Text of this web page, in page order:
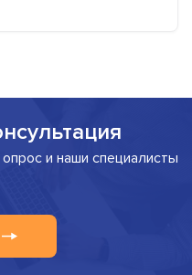
и наши специалисты